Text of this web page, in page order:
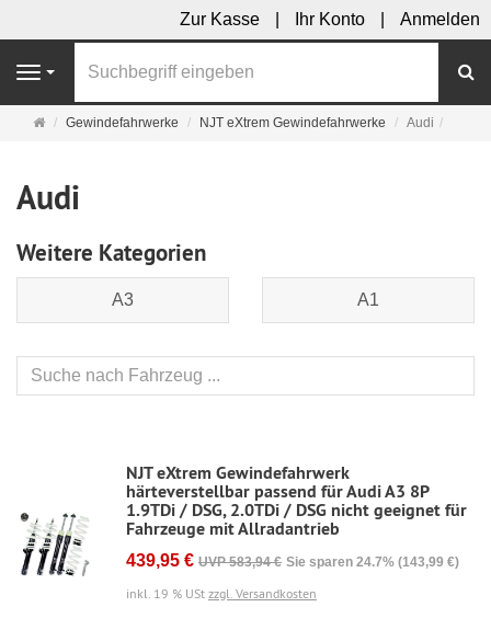
Zur Kasse Ihr Konto Anmelden
Navigation
Startseite
Gewindefahrwerke NJT eXtrem Gewindefahrwerke Audi
Audi
Weitere Kategorien
A3 A1
NJT eXtrem Gewindefahrwerk
härteverstellbar passend für Audi A3 8P
1.9TDi / DSG, 2.0TDi / DSG nicht geeignet für
Fahrzeuge mit Allradantrieb
439,95 € UVP 583,94 € Sie sparen 24.7% (143,99 €)
inkl. 19 % USt zzgl. Versandkosten